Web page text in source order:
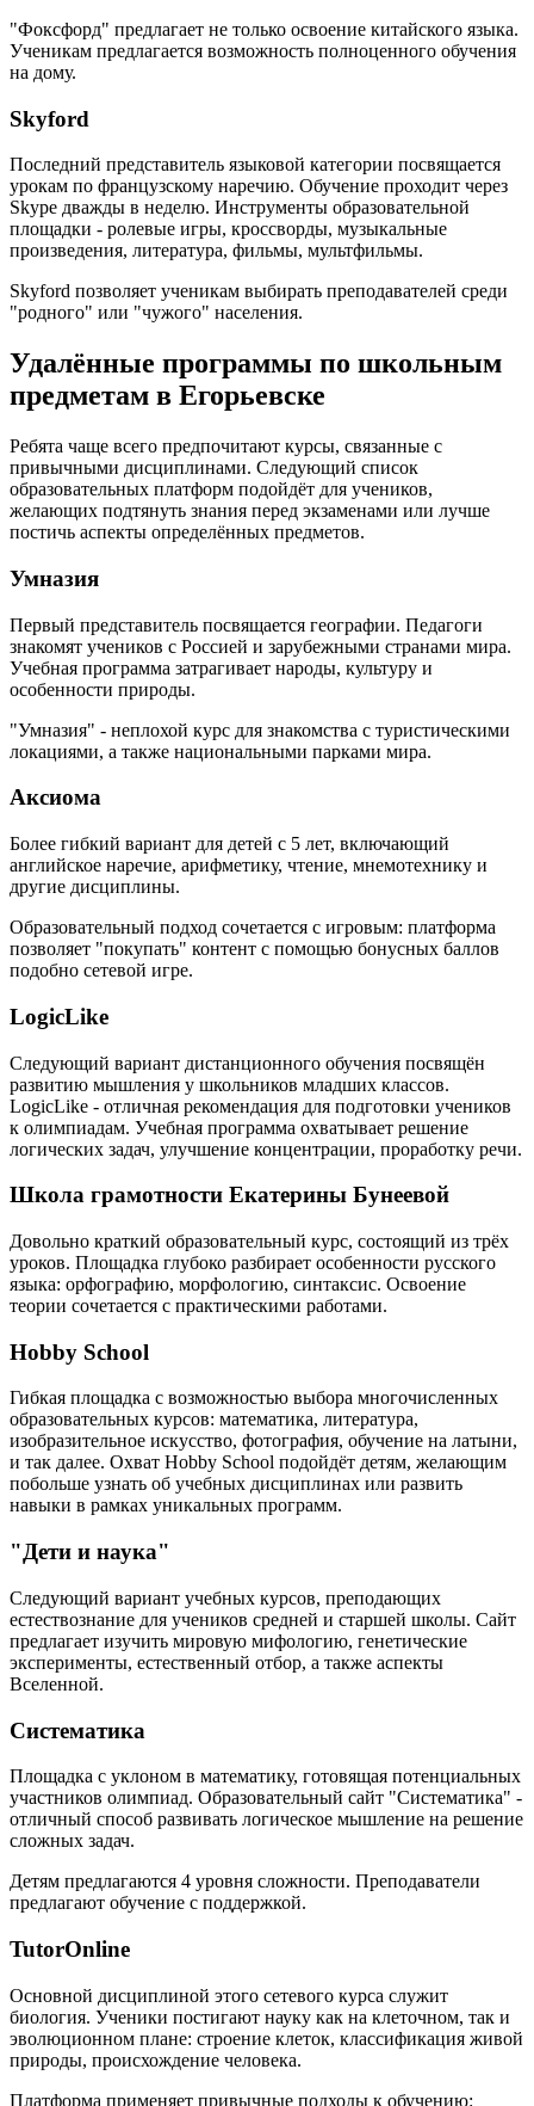
"Фоксфорд" предлагает не только освоение китайского языка.
Ученикам предлагается возможность полноценного обучения
на дому.
Skyford
Последний представитель языковой категории посвящается
урокам по французскому наречию. Обучение проходит через
Skype дважды в неделю. Инструменты образовательной
площадки - ролевые игры, кроссворды, музыкальные
произведения, литература, фильмы, мультфильмы.
Skyford позволяет ученикам выбирать преподавателей среди
"родного" или "чужого" населения.
Удалённые программы по школьным
предметам в Егорьевске
Ребята чаще всего предпочитают курсы, связанные с
привычными дисциплинами. Следующий список
образовательных платформ подойдёт для учеников,
желающих подтянуть знания перед экзаменами или лучше
постичь аспекты определённых предметов.
Умназия
Первый представитель посвящается географии. Педагоги
знакомят учеников с Россией и зарубежными странами мира.
Учебная программа затрагивает народы, культуру и
особенности природы.
"Умназия" - неплохой курс для знакомства с туристическими
локациями, а также национальными парками мира.
Аксиома
Более гибкий вариант для детей с 5 лет, включающий
английское наречие, арифметику, чтение, мнемотехнику и
другие дисциплины.
Образовательный подход сочетается с игровым: платформа
позволяет "покупать" контент с помощью бонусных баллов
подобно сетевой игре.
LogicLike
Следующий вариант дистанционного обучения посвящён
развитию мышления у школьников младших классов.
LogicLike - отличная рекомендация для подготовки учеников
к олимпиадам. Учебная программа охватывает решение
логических задач, улучшение концентрации, проработку речи.
Школа грамотности Екатерины Бунеевой
Довольно краткий образовательный курс, состоящий из трёх
уроков. Площадка глубоко разбирает особенности русского
языка: орфографию, морфологию, синтаксис. Освоение
теории сочетается с практическими работами.
Hobby School
Гибкая площадка с возможностью выбора многочисленных
образовательных курсов: математика, литература,
изобразительное искусство, фотография, обучение на латыни,
и так далее. Охват Hobby School подойдёт детям, желающим
побольше узнать об учебных дисциплинах или развить
навыки в рамках уникальных программ.
"Дети и наука"
Следующий вариант учебных курсов, преподающих
естествознание для учеников средней и старшей школы. Сайт
предлагает изучить мировую мифологию, генетические
эксперименты, естественный отбор, а также аспекты
Вселенной.
Систематика
Площадка с уклоном в математику, готовящая потенциальных
участников олимпиад. Образовательный сайт "Систематика" -
отличный способ развивать логическое мышление на решение
сложных задач.
Детям предлагаются 4 уровня сложности. Преподаватели
предлагают обучение с поддержкой.
TutorOnline
Основной дисциплиной этого сетевого курса служит
биология. Ученики постигают науку как на клеточном, так и
эволюционном плане: строение клеток, классификация живой
природы, происхождение человека.
Платформа применяет привычные подходы к обучению: